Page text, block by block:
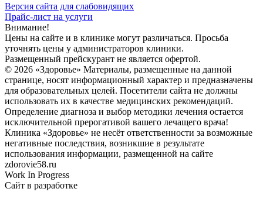
Версия сайта для слабовидящих
Прайс-лист на услуги
Внимание!
Цены на сайте и в клинике могут различаться. Просьба
уточнять цены у администраторов клиники.
Размещенный прейскурант не является офертой.
© 2026 «Здоровье» Материалы, размещенные на данной
странице, носят информационный характер и предназначены
для образовательных целей. Посетители сайта не должны
использовать их в качестве медицинских рекомендаций.
Определение диагноза и выбор методики лечения остается
исключительной прерогативой вашего лечащего врача!
Клиника «Здоровье» не несёт ответственности за возможные
негативные последствия, возникшие в результате
использования информации, размещенной на сайте
zdorovie58.ru
Work In Progress
Сайт в разработке